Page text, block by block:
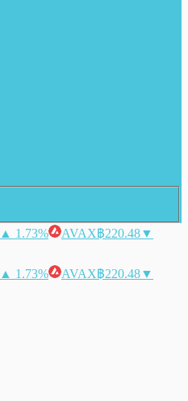
▲ 1.73% AVAX฿220.48▼
▲ 1.73% AVAX฿220.48▼